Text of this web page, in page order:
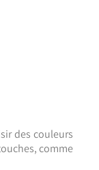
des couleurs
comme